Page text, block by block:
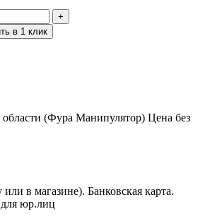
+
в 1 клик
(Фура Манипулятор) Цена без
в магазине). Банковская карта.
юр.лиц